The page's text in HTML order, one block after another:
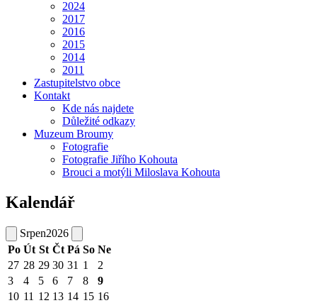
2024
2017
2016
2015
2014
2011
Zastupitelstvo obce
Kontakt
Kde nás najdete
Důležité odkazy
Muzeum Broumy
Fotografie
Fotografie Jiřího Kohouta
Brouci a motýli Miloslava Kohouta
Kalendář
Srpen2026
Po Út St Čt Pá So Ne
27 28 29 30 31 1
2
3
4 5 6 7 8
9
10 11 12 13 14 15 16